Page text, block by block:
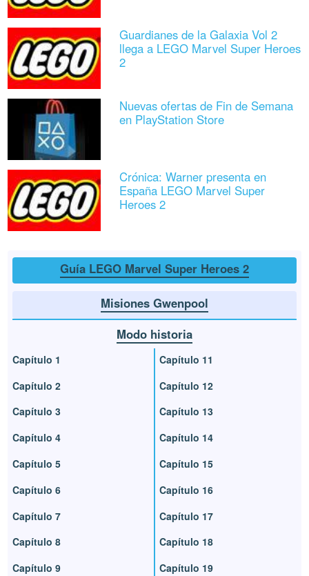
Guardianes de la Galaxia Vol 2
llega a LEGO Marvel Super Heroes
2
Nuevas ofertas de Fin de Semana
en PlayStation Store
Crónica: Warner presenta en
España LEGO Marvel Super
Heroes 2
Guía LEGO Marvel Super Heroes 2
Misiones Gwenpool
Modo historia
Capítulo 1
Capítulo 2
Capítulo 3
Capítulo 4
Capítulo 5
Capítulo 6
Capítulo 7
Capítulo 8
Capítulo 9
Capítulo 11
Capítulo 12
Capítulo 13
Capítulo 14
Capítulo 15
Capítulo 16
Capítulo 17
Capítulo 18
Capítulo 19